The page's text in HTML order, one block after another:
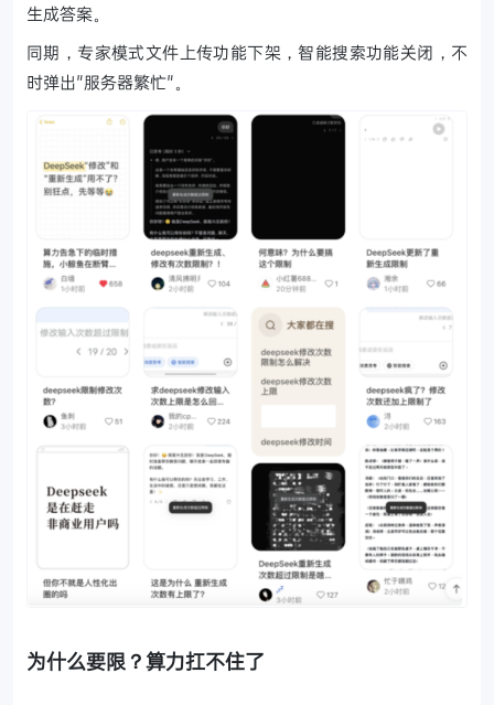
生成答案。
同期，专家模式文件上传功能下架，智能搜索功能关闭，不
时弹出"服务器繁忙"。
为什么要限？算力扛不住了